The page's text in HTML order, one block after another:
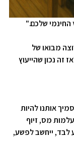
שלכם."
מבואו של
זה נכון שהייעוץ
אותנו להיות
מס, זיוף
לבד, ייחשב לפשע,